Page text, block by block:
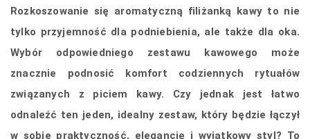
Rozkoszowanie się aromatyczną filiżanką kawy to nie
tylko przyjemność dla podniebienia, ale także dla oka.
Wybór odpowiedniego zestawu kawowego może
znacznie podnosić komfort codziennych rytuałów
związanych z piciem kawy. Czy jednak jest łatwo
odnaleźć ten jeden, idealny zestaw, który będzie łączył
w sobie praktyczność, elegancję i wyjątkowy styl? To